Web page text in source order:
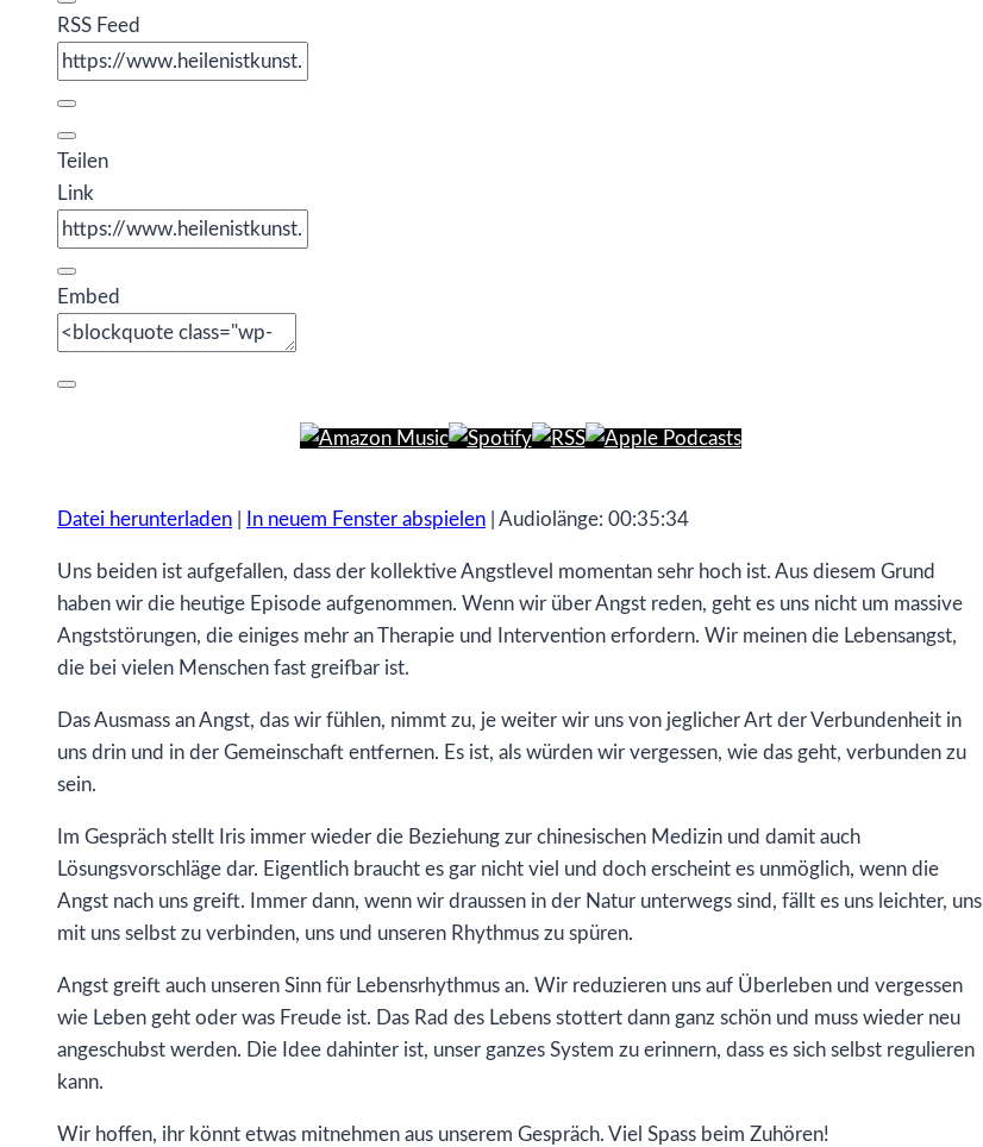
RSS Feed
Teilen
Link
Embed
Datei herunterladen In neuem Fenster abspielen Audiolänge: 00:35:34
Uns beiden ist aufgefallen, dass der kollektive Angstlevel momentan sehr hoch ist. Aus diesem Grund
haben wir die heutige Episode aufgenommen. Wenn wir über Angst reden, geht es uns nicht um massive
Angststörungen, die einiges mehr an Therapie und Intervention erfordern. Wir meinen die Lebensangst,
die bei vielen Menschen fast greifbar ist.
Das Ausmass an Angst, das wir fühlen, nimmt zu, je weiter wir uns von jeglicher Art der Verbundenheit in
uns drin und in der Gemeinschaft entfernen. Es ist, als würden wir vergessen, wie das geht, verbunden zu
sein.
Im Gespräch stellt Iris immer wieder die Beziehung zur chinesischen Medizin und damit auch
Lösungsvorschläge dar. Eigentlich braucht es gar nicht viel und doch erscheint es unmöglich, wenn die
Angst nach uns greift. Immer dann, wenn wir draussen in der Natur unterwegs sind, fällt es uns leichter, uns
mit uns selbst zu verbinden, uns und unseren Rhythmus zu spüren.
Angst greift auch unseren Sinn für Lebensrhythmus an. Wir reduzieren uns auf Überleben und vergessen
wie Leben geht oder was Freude ist. Das Rad des Lebens stottert dann ganz schön und muss wieder neu
angeschubst werden. Die Idee dahinter ist, unser ganzes System zu erinnern, dass es sich selbst regulieren
kann.
Wir hoffen, ihr könnt etwas mitnehmen aus unserem Gespräch. Viel Spass beim Zuhören!